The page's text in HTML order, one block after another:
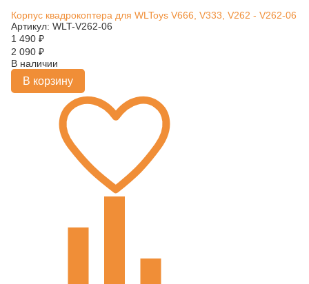
Корпус квадрокоптера для WLToys V666, V333, V262 - V262-06
Артикул: WLT-V262-06
1 490 ₽
2 090 ₽
В наличии
В корзину